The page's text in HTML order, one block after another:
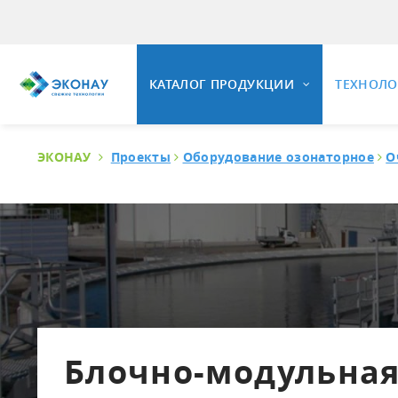
КАТАЛОГ ПРОДУКЦИИ
ОЗОНАТОРНОЕ ОБОРУДОВАНИЕ
Установки озонирования воды
Универсальные озонаторные
установки
Промышленные озонаторы воздуха
Общие
ЭКОНАУ Проекты Оборудование озонаторное
Блочно-